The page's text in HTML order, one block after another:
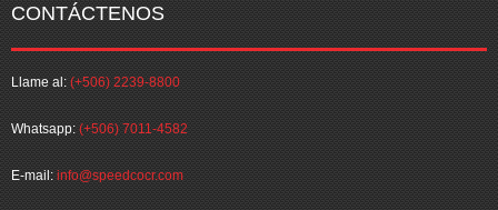
CONTÁCTENOS
Llame al: (+506) 2239-8800
Whatsapp: (+506) 7011-4582
E-mail: info@speedcocr.com